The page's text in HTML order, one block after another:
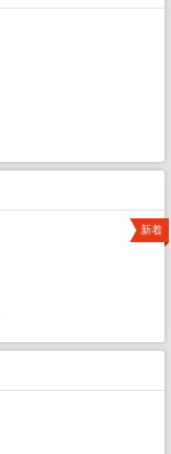
新着